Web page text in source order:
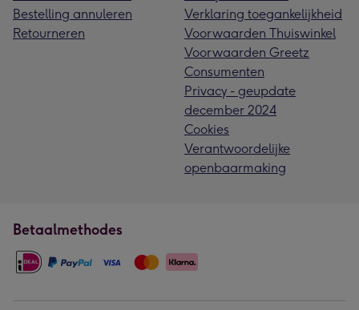
Bestelling annuleren
Retourneren
Verklaring toegankelijkheid
Voorwaarden Thuiswinkel
Voorwaarden Greetz
Consumenten
Privacy - geupdate
december 2024
Cookies
Verantwoordelijke
openbaarmaking
Betaalmethodes